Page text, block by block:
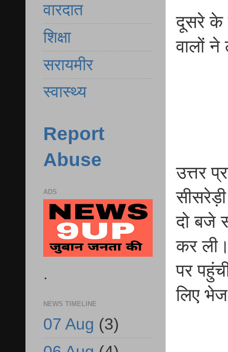
दूसरे के
वालों ने
उत्तर
दो बजे
कर
पर
लिए
वारदात
शिक्षा
सरायमीर
स्वास्थ्य
Report
Abuse
ADS
.
NEWS TIMELINE
07 Aug (3)